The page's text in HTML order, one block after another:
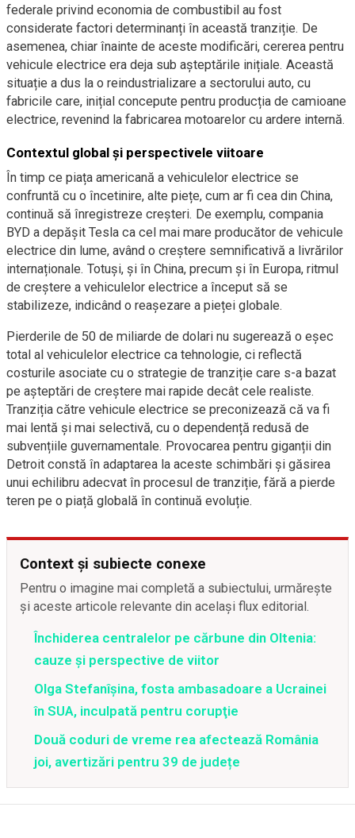
federale privind economia de combustibil au fost
considerate factori determinanți în această tranziție. De
asemenea, chiar înainte de aceste modificări, cererea pentru
vehicule electrice era deja sub așteptările inițiale. Această
situație a dus la o reindustrializare a sectorului auto, cu
fabricile care, inițial concepute pentru producția de camioane
electrice, revenind la fabricarea motoarelor cu ardere internă.
Contextul global și perspectivele viitoare
În timp ce piața americană a vehiculelor electrice se
confruntă cu o încetinire, alte piețe, cum ar fi cea din China,
continuă să înregistreze creșteri. De exemplu, compania
BYD a depășit Tesla ca cel mai mare producător de vehicule
electrice din lume, având o creștere semnificativă a livrărilor
internaționale. Totuși, și în China, precum și în Europa, ritmul
de creștere a vehiculelor electrice a început să se
stabilizeze, indicând o reașezare a pieței globale.
Pierderile de 50 de miliarde de dolari nu sugerează o eșec
total al vehiculelor electrice ca tehnologie, ci reflectă
costurile asociate cu o strategie de tranziție care s-a bazat
pe așteptări de creștere mai rapide decât cele realiste.
Tranziția către vehicule electrice se preconizează că va fi
mai lentă și mai selectivă, cu o dependență redusă de
subvențiile guvernamentale. Provocarea pentru giganții din
Detroit constă în adaptarea la aceste schimbări și găsirea
unui echilibru adecvat în procesul de tranziție, fără a pierde
teren pe o piață globală în continuă evoluție.
Context și subiecte conexe
Pentru o imagine mai completă a subiectului, urmărește
și aceste articole relevante din același flux editorial.
Închiderea centralelor pe cărbune din Oltenia:
cauze și perspective de viitor
Olga Stefanîşina, fosta ambasadoare a Ucrainei
în SUA, inculpată pentru corupţie
Două coduri de vreme rea afectează România
joi, avertizări pentru 39 de județe